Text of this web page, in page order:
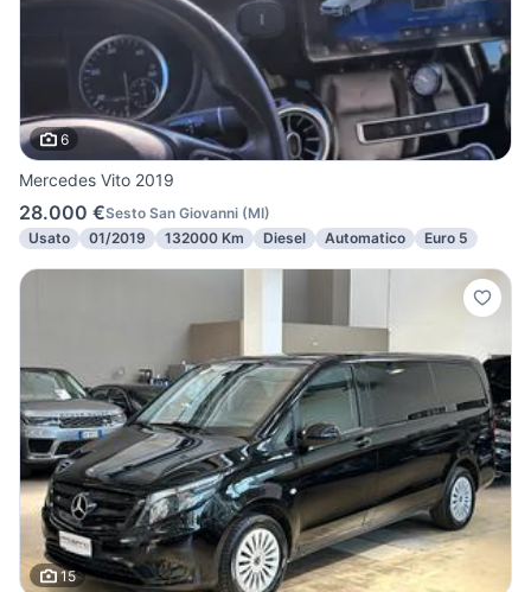
6
Mercedes Vito 2019
28.000 €Sesto San Giovanni (MI)
Usato
01/2019 132000 Km Diesel Automatico Euro 5
15